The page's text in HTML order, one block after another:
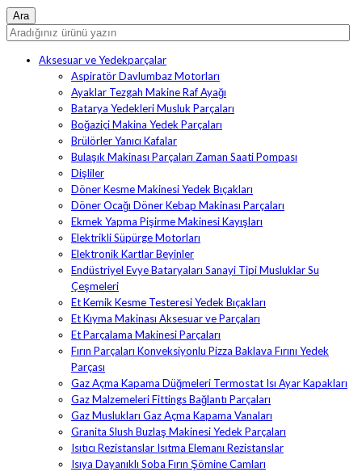
Aksesuar ve Yedekparçalar
Aspiratör Davlumbaz Motorları
Ayaklar Tezgah Makine Raf Ayağı
Batarya Yedekleri Musluk Parçaları
Boğaziçi Makina Yedek Parçaları
Brülörler Yanıcı Kafalar
Bulaşık Makinası Parçaları Zaman Saati Pompası
Dişliler
Döner Kesme Makinesi Yedek Bıçakları
Döner Ocağı Döner Kebap Makinası Parçaları
Ekmek Yapma Pişirme Makinesi Kayışları
Elektrikli Süpürge Motorları
Elektronik Kartlar Beyinler
Endüstriyel Evye Bataryaları Sanayi Tipi Musluklar Su
Çeşmeleri
Et Kemik Kesme Testeresi Yedek Bıçakları
Et Kıyma Makinası Aksesuar ve Parçaları
Et Parçalama Makinesi Parçaları
Fırın Parçaları Konveksiyonlu Pizza Baklava Fırını Yedek
Parçası
Gaz Açma Kapama Düğmeleri Termostat Isı Ayar Kapakları
Gaz Malzemeleri Fittings Bağlantı Parçaları
Gaz Muslukları Gaz Açma Kapama Vanaları
Granita Slush Buzlaş Makinesi Yedek Parçaları
Isıtıcı Rezistanslar Isıtma Elemanı Rezistanslar
Isıya Dayanıklı Soba Fırın Şömine Camları